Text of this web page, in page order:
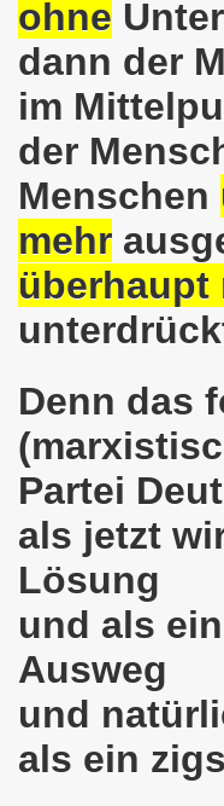
ohne
dann der
im
der
Menschen
mehr
überhaupt
Denn das
Partei
als jetzt
Lösung
und als
Ausweg
und
als ein
wünscht
Bewegung am
feiert am
Bewegung fordert
Bewegung findet
vor dem
Montagsdemo-
Bewegung
Bewegung ruft auf
am
am 13.10.2018
Setzen wir
und wichtige